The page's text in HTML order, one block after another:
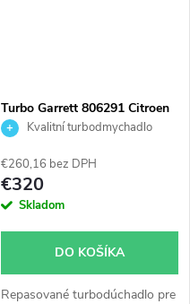
Turbo Garrett 806291 Citroen
Ford Mazda Peugeot Volvo 1.5
Kvalitní turbodmychadlo
€260,16 bez DPH
€320
Skladom
DO KOŠÍKA
Repasované turbodúchadlo pre